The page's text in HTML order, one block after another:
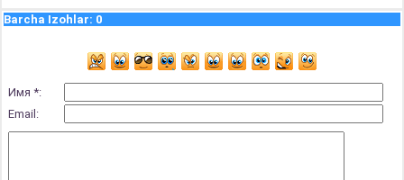
Barcha Izohlar: 0
Имя *:
Email: